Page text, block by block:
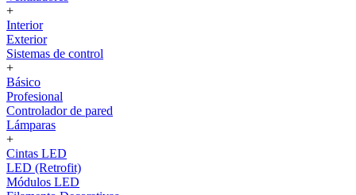
+
Interior
Exterior
Sistemas de control
+
Básico
Profesional
Controlador de pared
Lámparas
+
Cintas LED
LED (Retrofit)
Módulos LED